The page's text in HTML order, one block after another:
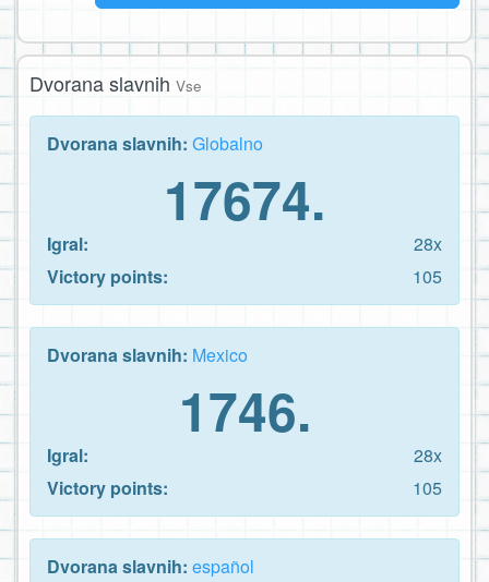
Dvorana slavnih Vse
Dvorana slavnih: Globalno
17674.
Igral:
28x
Victory points:
105
Dvorana slavnih: Mexico
1746.
Igral:
28x
Victory points:
105
Dvorana slavnih: español